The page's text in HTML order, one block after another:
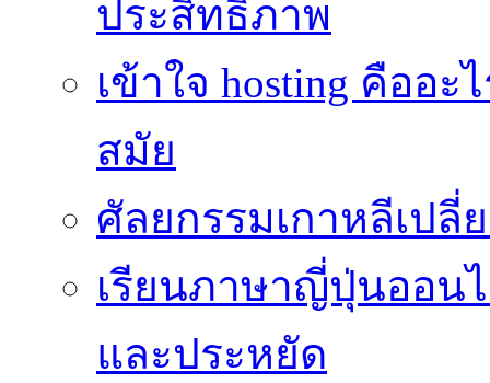
ประสิทธิภาพ
เข้าใจ hosting คืออ
สมัย
ศัลยกรรมเกาหลีเปลี่
เรียนภาษาญี่ปุ่นออน
และประหยัด